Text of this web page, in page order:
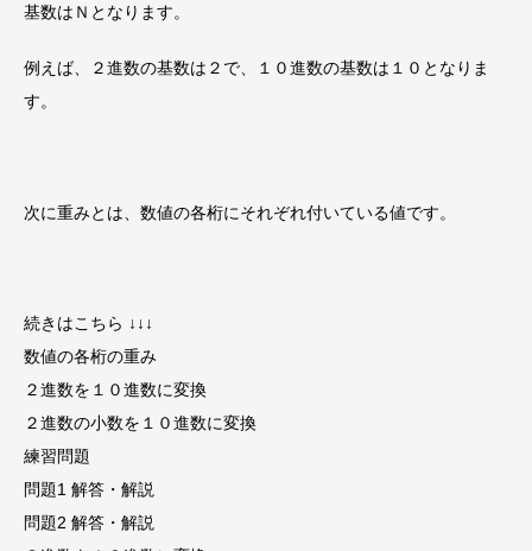
基数はＮ となります。
例えば、２進数の基数は２で、１０進数の基数は１０となりま
す。
次に重みとは、数値の各桁にそれぞれ付いている値です。
続きはこちら ↓↓↓
数値の各桁の重み
２進数を１０進数に変換
２進数の小数を１０進数に変換
練習問題
問題1 解答・解説
問題2 解答・解説